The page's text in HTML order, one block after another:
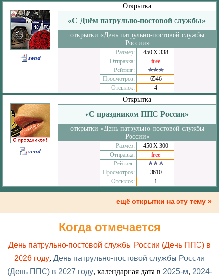
Открытка
«С Днём патрульно-постовой службы»
открытки «День патрульно-постовой службы
России»
Размер:
450 Х 338
Отправка:
free
Рейтинг:
Просмотров:
6546
Отсылок:
4
Открытка
«С праздником ППС России»
открытки «День патрульно-постовой службы
России»
Размер:
450 Х 300
Отправка:
free
Рейтинг:
Просмотров:
3610
Отсылок:
1
ещё открытки на эту тему »
Когда отмечается
День патрульно-постовой службы России (День ППС) в
2026 году, День патрульно-постовой службы России
(День ППС) в 2027 году, календарная дата в 2025-м, 2024-